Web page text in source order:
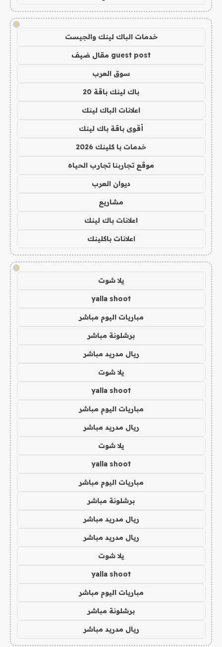
!
خدمات الباك لينك والجيست
guest post مقال ضيف
سوق العرب
باك لينك باقة 20
اعلانات الباك لينك
أقوى باقة باك لينك
خدمات با كلينك 2026
موقع تجاربنا تجارب الحياه
ديوان العرب
مشاريع
اعلانات باك لينك
اعلانات باكلينك
!
يلا شوت
yalla shoot
مباريات اليوم مباشر
برشلونة مباشر
ريال مدريد مباشر
يلا شوت
yalla shoot
مباريات اليوم مباشر
ريال مدريد مباشر
يلا شوت
yalla shoot
مباريات اليوم مباشر
برشلونة مباشر
ريال مدريد مباشر
ريال مدريد مباشر
يلا شوت
yalla shoot
مباريات اليوم مباشر
برشلونة مباشر
ريال مدريد مباشر